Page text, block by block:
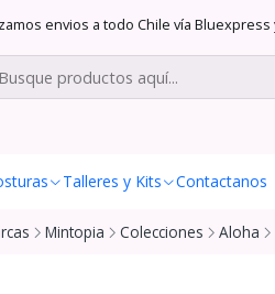
Talleres y Kits Contactanos
envios a todo Chile vía Bluexpress
Mintopia Colecciones Aloha